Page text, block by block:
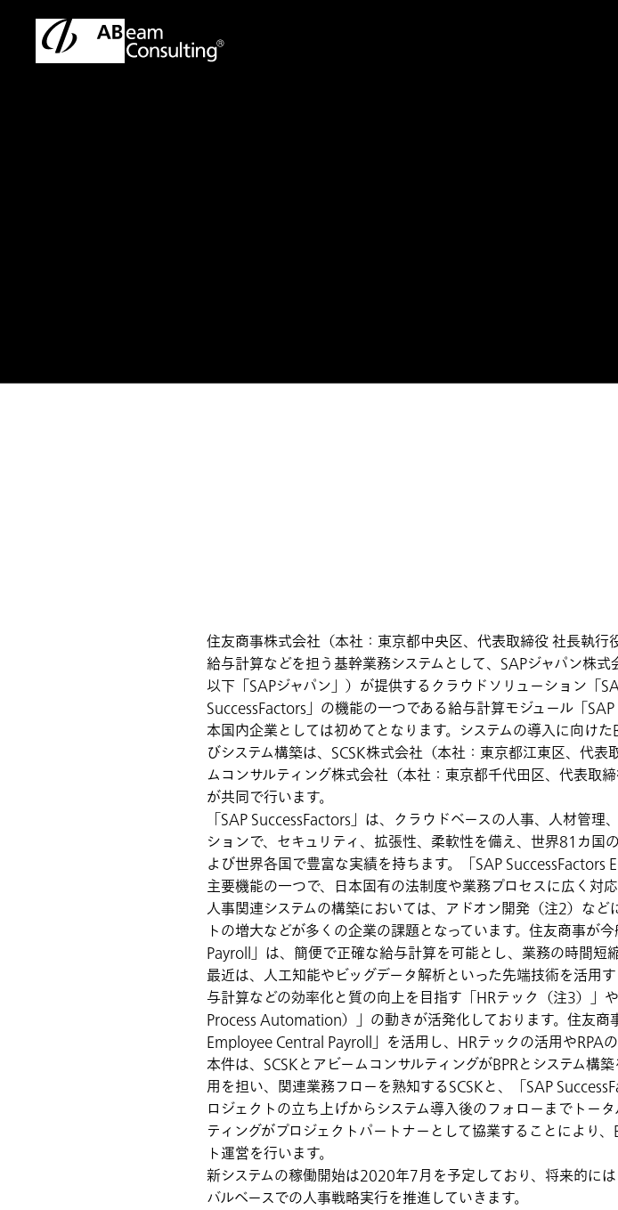
住友商事株式会社（本社：東京都中央区、代表取締役 社長執
給与計算などを担う基幹業務システムとして、SAPジャパン株
以下「SAPジャパン」）が提供するクラウドソリューション「
SuccessFactors」の機能の一つである給与計算モジュール「
本国内企業としては初めてとなります。システムの導入に向け
びシステム構築は、SCSK株式会社（本社：東京都江東区、代
ムコンサルティング株式会社（本社：東京都千代田区、代表取
が共同で行います。
「SAP SuccessFactors」は、クラウドベースの人事、人材管
ションで、セキュリティ、拡張性、柔軟性を備え、世界81カ
よび世界各国で豊富な実績を持ちます。「SAP
主要機能の一つで、日本固有の法制度や業務プロセスに広く対
人事関連システムの構築においては、アドオン開発（注2）な
トの増大などが多くの企業の課題となっています。住友商事が
Payroll」は、簡便で正確な給与計算を可能とし、業務の時間短
最近は、人工知能やビッグデータ解析といった先端技術を活用
与計算などの効率化と質の向上を目指す「HRテック（注3）」
Process Automation）」の動きが活発化しております。住友商
Employee Central Payroll」を活用し、HRテックの活用やRPAの
本件は、SCSKとアビームコンサルティングがBPRとシステム構
用を担い、関連業務フローを熟知するSCSKと、「SAP
ロジェクトの立ち上げからシステム導入後のフォローまでトー
ティングがプロジェクトパートナーとして協業することにより
ト運営を行います。
新システムの稼働開始は2020年7月を予定しており、将来的に
バルベースでの人事戦略実行を推進していきます。